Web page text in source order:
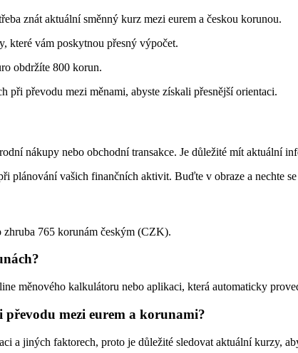
znát aktuální směnný kurz mezi eurem a českou korunou.
které vám poskytnou přesný výpočet.
obdržíte 800 korun.
při převodu mezi měnami, abyste získali přesnější orientaci.
nákupy nebo obchodní transakce. Je důležité mít aktuální
plánování vašich finančních aktivit. Buďte v obraze a nechte
765 korunám českým (CZK).
měnového kalkulátoru nebo aplikaci, která automaticky
mezi eurem a korunami?
a jiných faktorech, proto je důležité sledovat aktuální kurzy,